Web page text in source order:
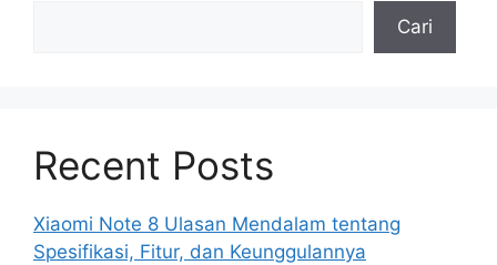
Cari
Recent Posts
Xiaomi Note 8 Ulasan Mendalam tentang
Spesifikasi, Fitur, dan Keunggulannya